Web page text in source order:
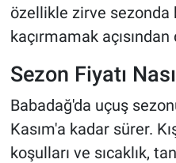
özellikle zirve
kaçırmamak
Sezon Fiyatı
Babadağ'da uçuş
Kasım'a kadar sürer.
koşulları ve sıcaklık,